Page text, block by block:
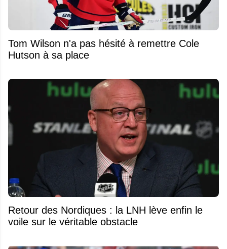
Tom Wilson n'a pas hésité à remettre Cole
Hutson à sa place
Retour des Nordiques : la LNH lève enfin le
voile sur le véritable obstacle